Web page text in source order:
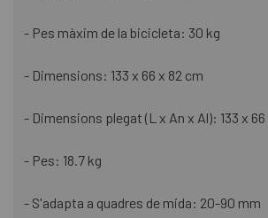
- Pes màxim de la bicicleta: 30 kg
- Dimensions: 133 x 66 x 82 cm
- Dimensions plegat (L x An x Al): 133 x 66
- Pes: 18.7 kg
- S'adapta a quadres de mida: 20-90 mm